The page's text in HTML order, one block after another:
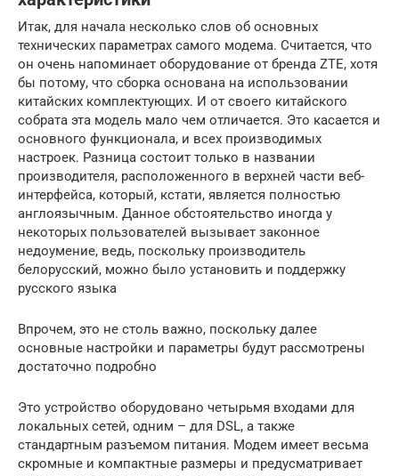
Итак, для начала несколько слов об основных
технических параметрах самого модема. Считается, что
он очень напоминает оборудование от бренда ZTE, хотя
бы потому, что сборка основана на использовании
китайских комплектующих. И от своего китайского
собрата эта модель мало чем отличается. Это касается и
основного функционала, и всех производимых
настроек. Разница состоит только в названии
производителя, расположенного в верхней части веб-
интерфейса, который, кстати, является полностью
англоязычным. Данное обстоятельство иногда у
некоторых пользователей вызывает законное
недоумение, ведь, поскольку производитель
белорусский, можно было установить и поддержку
русского языка
Впрочем, это не столь важно, поскольку далее
основные настройки и параметры будут рассмотрены
достаточно подробно
Это устройство оборудовано четырьмя входами для
локальных сетей, одним – для DSL, а также
стандартным разъемом питания. Модем имеет весьма
скромные и компактные размеры и предусматривает